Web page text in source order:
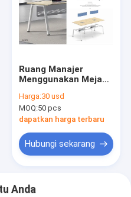
Ruang Manajer
Menggunakan Meja
Meja Meja Perabot
Kantor Desain Baru
Harga:30 usd
MOQ:50 pcs
dapatkan harga terbaru
Hubungi sekarang
Anda